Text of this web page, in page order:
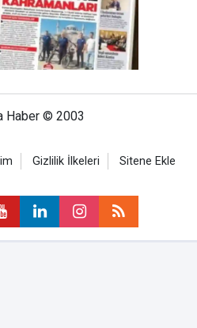
Haber © 2003
Gizlilik İlkeleri Sitene Ekle